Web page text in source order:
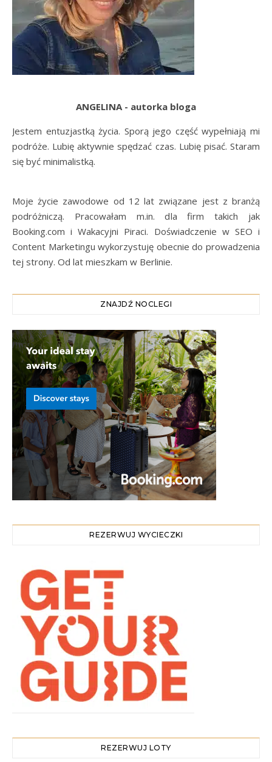
ANGELINA - autorka bloga
Jestem entuzjastką życia. Sporą jego część wypełniają mi
podróże. Lubię aktywnie spędzać czas. Lubię pisać. Staram
się być minimalistką.
Moje życie zawodowe od 12 lat związane jest z branżą
podróżniczą. Pracowałam m.in. dla firm takich jak
Booking.com i Wakacyjni Piraci. Doświadczenie w SEO i
Content Marketingu wykorzystuję obecnie do prowadzenia
tej strony. Od lat mieszkam w Berlinie.
ZNAJDŹ NOCLEGI
REZERWUJ WYCIECZKI
REZERWUJ LOTY